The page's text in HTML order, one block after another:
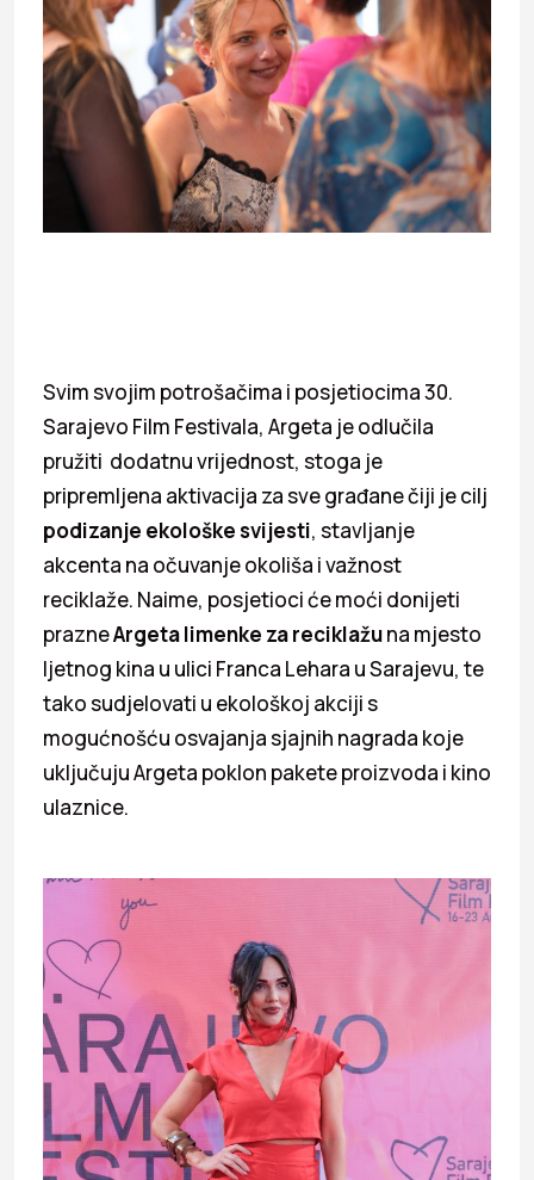
Svim svojim potrošačima i posjetiocima 30.
Sarajevo Film Festivala, Argeta je odlučila
pružiti dodatnu vrijednost, stoga je
pripremljena aktivacija za sve građane čiji je cilj
podizanje ekološke svijesti, stavljanje
akcenta na očuvanje okoliša i važnost
reciklaže. Naime, posjetioci će moći donijeti
prazneArgeta limenke za reciklažuna mjesto
ljetnog kina u ulici Franca Lehara u Sarajevu, te
tako sudjelovati u ekološkoj akciji s
mogućnošću osvajanja sjajnih nagrada koje
uključuju Argeta poklon pakete proizvoda i kino
ulaznice.